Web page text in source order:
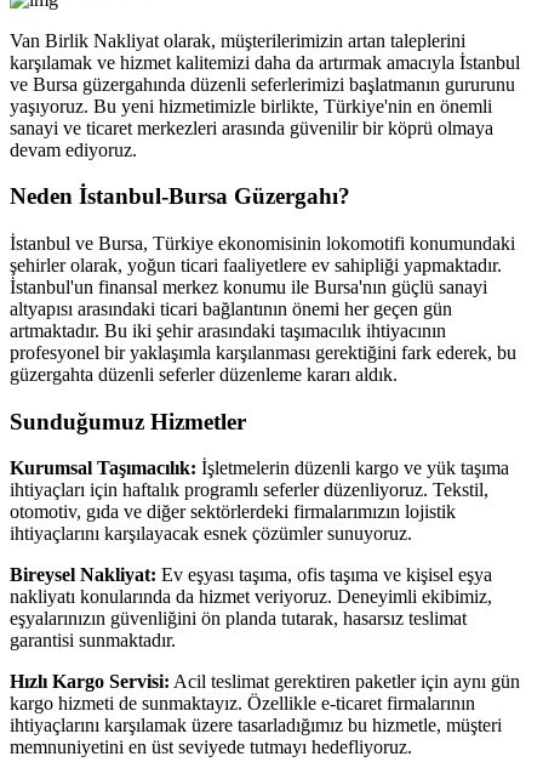
Van Birlik Nakliyat olarak, müşterilerimizin artan taleplerini
karşılamak ve hizmet kalitemizi daha da artırmak amacıyla İstanbul
ve Bursa güzergahında düzenli seferlerimizi başlatmanın gururunu
yaşıyoruz. Bu yeni hizmetimizle birlikte, Türkiye'nin en önemli
sanayi ve ticaret merkezleri arasında güvenilir bir köprü olmaya
devam ediyoruz.
Neden İstanbul-Bursa Güzergahı?
İstanbul ve Bursa, Türkiye ekonomisinin lokomotifi konumundaki
şehirler olarak, yoğun ticari faaliyetlere ev sahipliği yapmaktadır.
İstanbul'un finansal merkez konumu ile Bursa'nın güçlü sanayi
altyapısı arasındaki ticari bağlantının önemi her geçen gün
artmaktadır. Bu iki şehir arasındaki taşımacılık ihtiyacının
profesyonel bir yaklaşımla karşılanması gerektiğini fark ederek, bu
güzergahta düzenli seferler düzenleme kararı aldık.
Sunduğumuz Hizmetler
Kurumsal Taşımacılık: İşletmelerin düzenli kargo ve yük taşıma
ihtiyaçları için haftalık programlı seferler düzenliyoruz. Tekstil,
otomotiv, gıda ve diğer sektörlerdeki firmalarımızın lojistik
ihtiyaçlarını karşılayacak esnek çözümler sunuyoruz.
Bireysel Nakliyat: Ev eşyası taşıma, ofis taşıma ve kişisel eşya
nakliyatı konularında da hizmet veriyoruz. Deneyimli ekibimiz,
eşyalarınızın güvenliğini ön planda tutarak, hasarsız teslimat
garantisi sunmaktadır.
Hızlı Kargo Servisi: Acil teslimat gerektiren paketler için aynı gün
kargo hizmeti de sunmaktayız. Özellikle e-ticaret firmalarının
ihtiyaçlarını karşılamak üzere tasarladığımız bu hizmetle, müşteri
memnuniyetini en üst seviyede tutmayı hedefliyoruz.